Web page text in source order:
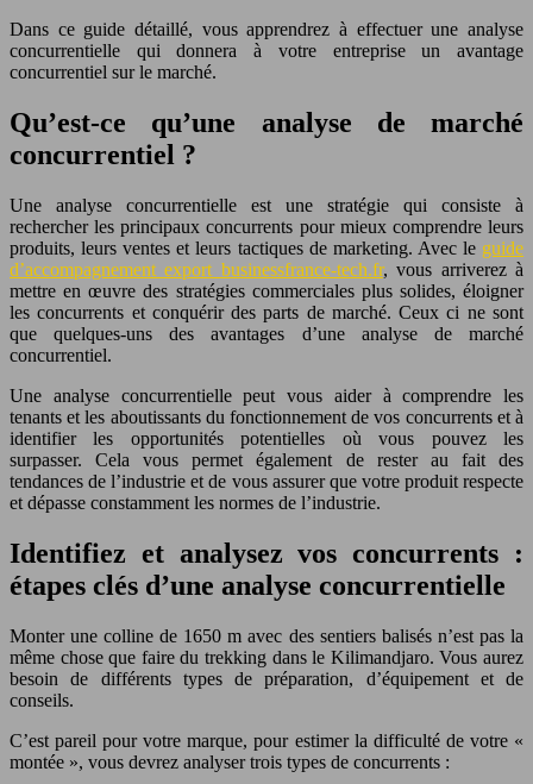
Dans ce guide détaillé, vous apprendrez à effectuer une analyse
concurrentielle qui donnera à votre entreprise un avantage
concurrentiel sur le marché.
Qu’est-ce qu’une analyse de marché
concurrentiel ?
Une analyse concurrentielle est une stratégie qui consiste à
rechercher les principaux concurrents pour mieux comprendre leurs
produits, leurs ventes et leurs tactiques de marketing. Avec le guide
d’accompagnement export businessfrance-tech.fr, vous arriverez à
mettre en œuvre des stratégies commerciales plus solides, éloigner
les concurrents et conquérir des parts de marché. Ceux ci ne sont
que quelques-uns des avantages d’une analyse de marché
concurrentiel.
Une analyse concurrentielle peut vous aider à comprendre les
tenants et les aboutissants du fonctionnement de vos concurrents et à
identifier les opportunités potentielles où vous pouvez les
surpasser. Cela vous permet également de rester au fait des
tendances de l’industrie et de vous assurer que votre produit respecte
et dépasse constamment les normes de l’industrie.
Identifiez et analysez vos concurrents :
étapes clés d’une analyse concurrentielle
Monter une colline de 1650 m avec des sentiers balisés n’est pas la
même chose que faire du trekking dans le Kilimandjaro. Vous aurez
besoin de différents types de préparation, d’équipement et de
conseils.
C’est pareil pour votre marque, pour estimer la difficulté de votre «
montée », vous devrez analyser trois types de concurrents :